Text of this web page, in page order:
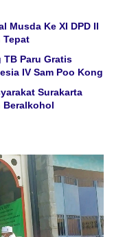
Musda Ke XI DPD II
Tepat
Paru Gratis
IV Sam Poo Kong
Surakarta
Beralkohol